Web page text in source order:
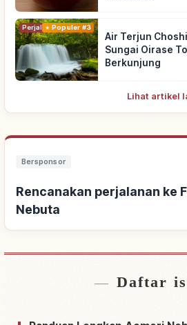
PerjalananPopuler #3
Air Terjun
Sungai Oirase
Berkunjung
Lihat artikel
Bersponsor
Rencanakan perjalanan ke
Nebuta
Cari penginapan dekat
Daftar